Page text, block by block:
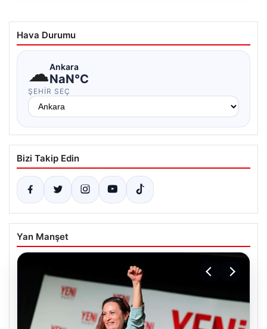
Hava Durumu
☁Ankara
NaN°C
ŞEHIR SEÇ
Bizi Takip Edin
Yan Manşet